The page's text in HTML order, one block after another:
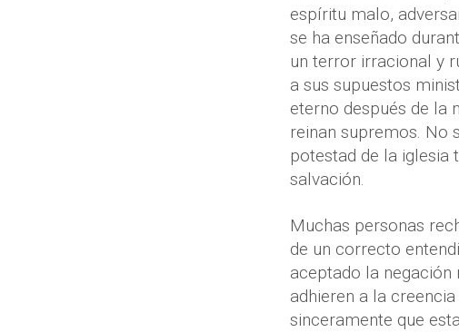
espíritu malo,
se ha enseñado
un terror irracional y
a sus supuestos
eterno después de la
reinan supremos. No
potestad de la iglesia
salvación.
Muchas personas
de un correcto
aceptado la
adhieren a la
sinceramente que